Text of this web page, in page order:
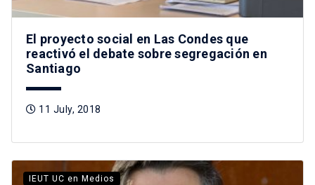
El proyecto social en Las Condes que
reactivó el debate sobre segregación en
Santiago
11 July, 2018
IEUT UC en Medios